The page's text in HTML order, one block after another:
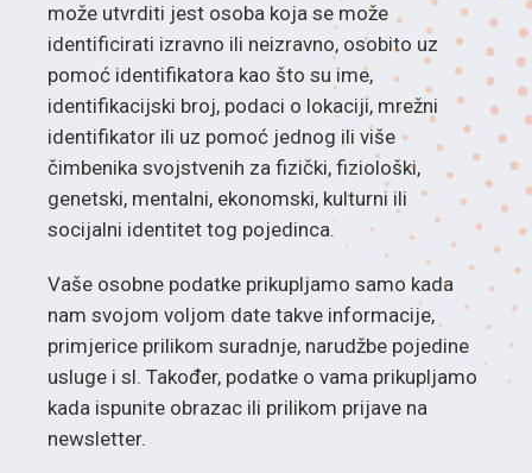
može utvrditi jest osoba koja se može
identificirati izravno ili neizravno, osobito uz
pomoć identifikatora kao što su ime,
identifikacijski broj, podaci o lokaciji, mrežni
identifikator ili uz pomoć jednog ili više
čimbenika svojstvenih za fizički, fiziološki,
genetski, mentalni, ekonomski, kulturni ili
socijalni identitet tog pojedinca.
Vaše osobne podatke prikupljamo samo kada
nam svojom voljom date takve informacije,
primjerice prilikom suradnje, narudžbe pojedine
usluge i sl. Također, podatke o vama prikupljamo
kada ispunite obrazac ili prilikom prijave na
newsletter.